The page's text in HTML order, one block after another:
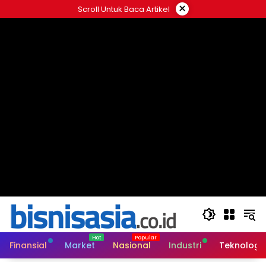
ke
Scroll Untuk Baca Artikel ×
Finansial Market Nasional Industri Teknologi